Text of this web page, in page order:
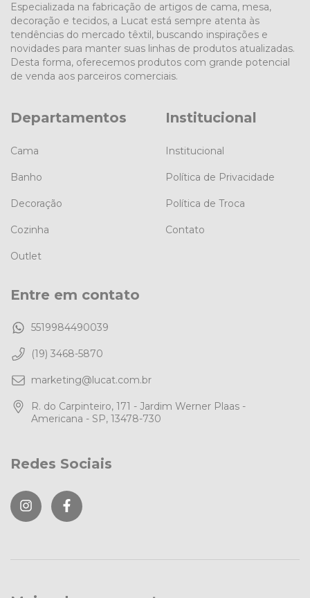
Especializada na fabricação de artigos de cama, mesa,
decoração e tecidos, a Lucat está sempre atenta às
tendências do mercado têxtil, buscando inspirações e
novidades para manter suas linhas de produtos atualizadas.
Desta forma, oferecemos produtos com grande potencial
de venda aos parceiros comerciais.
Departamentos
Cama
Banho
Decoração
Cozinha
Outlet
Institucional
Institucional
Política de Privacidade
Política de Troca
Contato
Entre em contato
5519984490039
(19) 3468-5870
marketing@lucat.com.br
R. do Carpinteiro, 171 - Jardim Werner Plaas -
Americana - SP, 13478-730
Redes Sociais